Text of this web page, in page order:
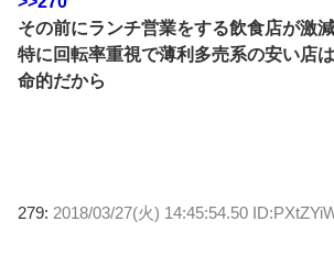
その前にランチ営業をする飲食店が激
特に回転率重視で薄利多売系の安い店
命的だから
279: 2018/03/27(火) 14:45:54.50